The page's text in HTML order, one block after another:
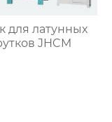
для латунных
JHCM